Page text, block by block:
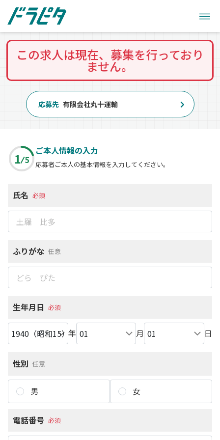
この求人は現在、募集を行っており
ません。
応募先 有限会社丸十運輸
1 5
ご本人情報の入力
応募者ご本人の基本情報を入力してください。
氏名 必須
ふりがな 任意
生年月日 必須
年 月 日
性別 任意
男 女
電話番号 必須